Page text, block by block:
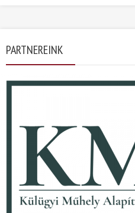
PARTNEREINK